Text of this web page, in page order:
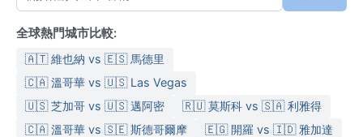
全球熱門城市比較:
🇦🇹 維也納 vs 🇪🇸 馬德里
🇨🇦 溫哥華 vs 🇺🇸 Las Vegas
🇺🇸 芝加哥 vs 🇺🇸 邁阿密
🇷🇺 莫斯科 vs 🇸🇦 利雅得
🇨🇦 溫哥華 vs 🇸🇪 斯德哥爾摩
🇪🇬 開羅 vs 🇮🇩 雅加達